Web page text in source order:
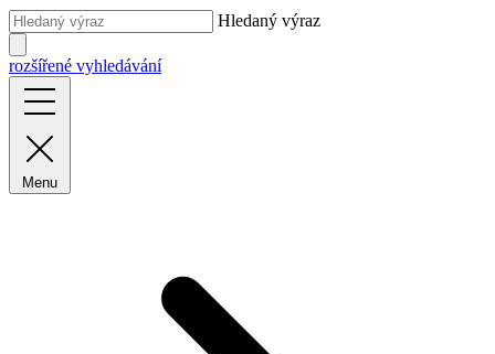
Hledaný výraz
rozšířené vyhledávání
Menu